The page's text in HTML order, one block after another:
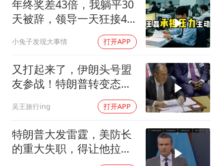
年终奖差43倍，我躺平30
天被辞，领导一天狂接47
小兔子发现大事情 打开APP
又打起来了，伊朗头号盟
友参战！特朗普转变态
度，英法德俄选边站
吴王旅行ing 打开APP
特朗普大发雷霆，美防长
的重大失职，得让他拉下